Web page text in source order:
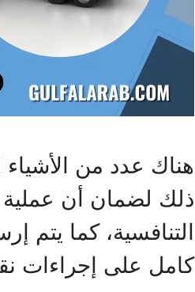
هناك عدد من
ذلك لضمان أن عملية
التنافسية، كما يتم
كامل على إجراءات